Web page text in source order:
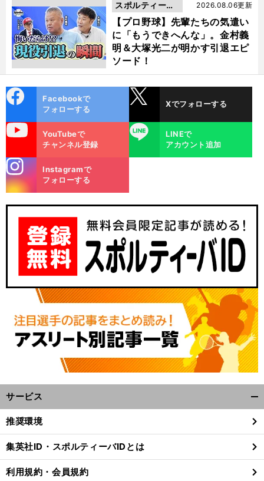
【プロ野球】先輩たちの気遣い
に「もうできへんな」。金村義
明＆大塚光二が明かす引退エピ
ソード！
2026.08.06更新
スポルティーバ
動画
ok
Facebookで
フォローする
Xでフォローする
YouTubeで
チャンネル登録
LINE
LINEで
アカウント追加
m
Instagramで
フォローする
サービス
閉
る
推奨環境
集英社ID・スポルティーバIDとは
利用規約・会員規約